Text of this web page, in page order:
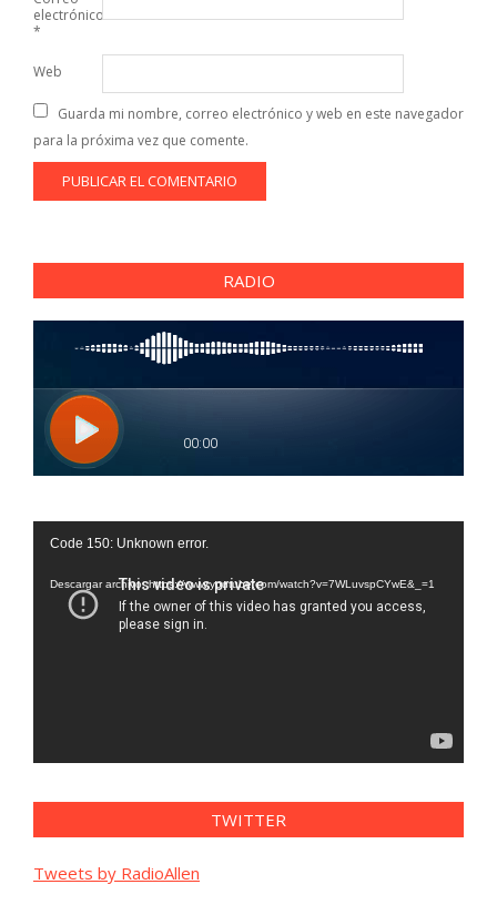
electrónico
*
Web
Guarda mi nombre, correo electrónico y web en este navegador
para la próxima vez que comente.
RADIO
Reproductor
vídeo
Code 150: Unknown error.
Descargar archivo: https://www.youtube.com/watch?v=7WLuvspCYwE&_=1
TWITTER
Tweets by RadioAllen